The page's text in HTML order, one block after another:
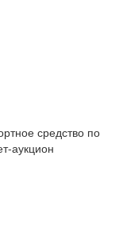
средство по
аукцион